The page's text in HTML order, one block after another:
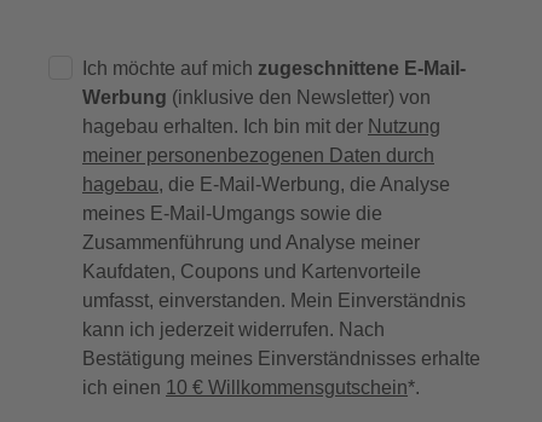
Ich möchte auf mich zugeschnittene E-Mail-
Werbung (inklusive den Newsletter) von
hagebau erhalten. Ich bin mit der Nutzung
meiner personenbezogenen Daten durch
hagebau, die E-Mail-Werbung, die Analyse
meines E-Mail-Umgangs sowie die
Zusammenführung und Analyse meiner
Kaufdaten, Coupons und Kartenvorteile
umfasst, einverstanden. Mein Einverständnis
kann ich jederzeit widerrufen. Nach
Bestätigung meines Einverständnisses erhalte
ich einen 10 € Willkommensgutschein*.